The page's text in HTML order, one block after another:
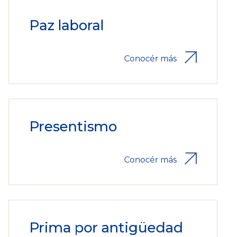
Paz laboral
Conocér más
Presentismo
Conocér más
Prima por antigüedad